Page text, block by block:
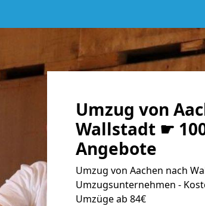
Umzug von
Wallstadt ☛
Angebote
Umzug von Aachen nach
Umzugsunternehmen -
Umzüge ab 84€